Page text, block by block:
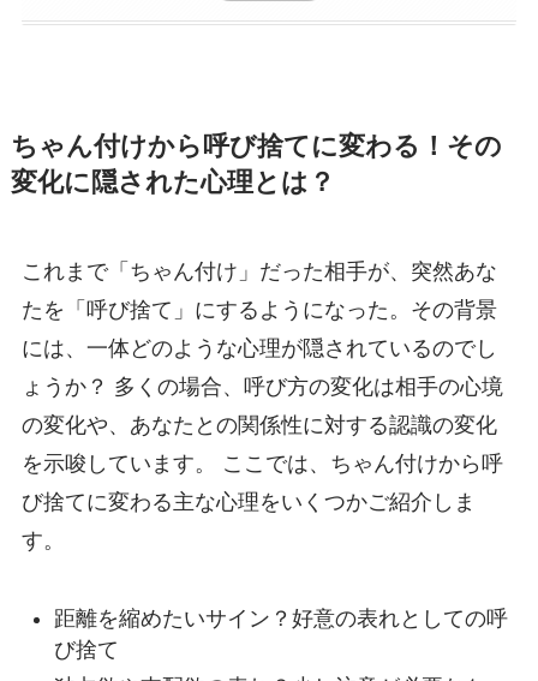
ちゃん付けから呼び捨てに変わる！その
変化に隠された心理とは？
これまで「ちゃん付け」だった相手が、突然あな
たを「呼び捨て」にするようになった。その背景
には、一体どのような心理が隠されているのでし
ょうか？ 多くの場合、呼び方の変化は相手の心境
の変化や、あなたとの関係性に対する認識の変化
を示唆しています。 ここでは、ちゃん付けから呼
び捨てに変わる主な心理をいくつかご紹介しま
す。
距離を縮めたいサイン？好意の表れとしての呼
び捨て